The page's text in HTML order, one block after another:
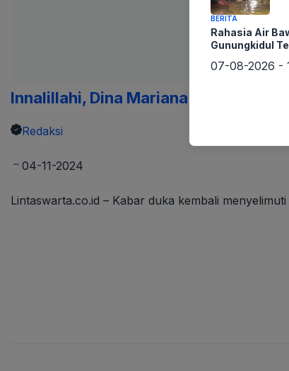
Innalillahi, Dina Mariana Heuvelman,
Redaksi
04-11-2024
Lintaswarta.co.id – Kabar duka kembali
BERITA
Rahasia Air
Gunungkidul
07-08-2026 -